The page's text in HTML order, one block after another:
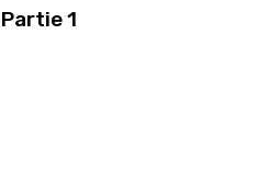
Partie 1